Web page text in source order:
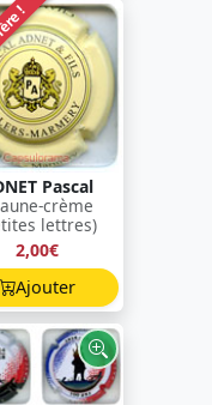
!
Pascal
crème
lettres)
2,00€
Ajouter